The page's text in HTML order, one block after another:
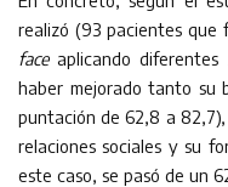
realizó (93 pacientes que
faceaplicando diferentes
haber mejorado tanto su
puntación de 62,8 a 82,7),
relaciones sociales y su
este caso, se pasó de un